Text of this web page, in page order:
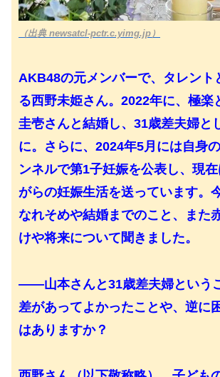
（出典 newsatcl-pctr.c.yimg.jp）
AKB48の元メンバーで、タレント
る西野未姫さん。2022年に、極楽
圭壱さんと結婚し、31歳差夫婦と
に。さらに、2024年5月には自身
ンネルで第1子妊娠を公表し、現
がらの妊娠生活を送っています。
なれそめや結婚までのこと、また
けや将来について聞きました。
――山本さんと31歳差夫婦という
差があってよかったことや、逆に
はありますか？